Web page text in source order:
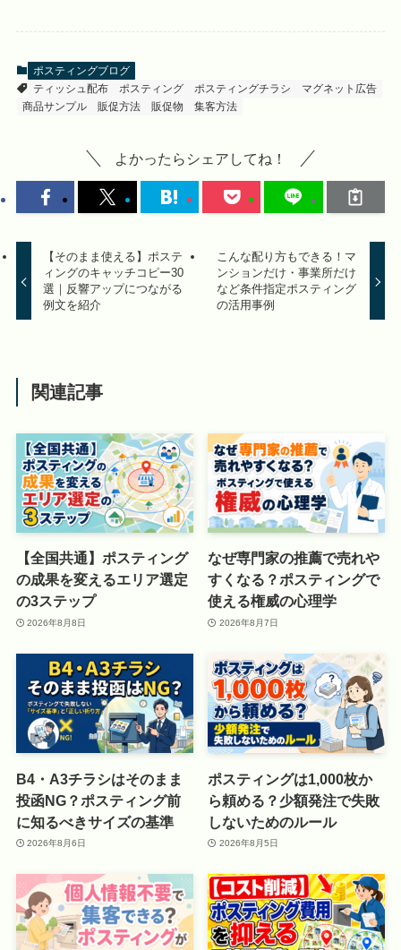
ポスティングブログ
ティッシュ配布
ポスティング ポスティングチラシ
マグネット広告
商品サンプル
販促方法 販促物 集客方法
よかったらシェアしてね！
【そのまま使える】ポステ
ィングのキャッチコピー30
選｜反響アップにつながる
例文を紹介
こんな配り方もできる！マ
ンションだけ・事業所だけ
など条件指定ポスティング
の活用事例
関連記事
【全国共通】ポスティング
の成果を変えるエリア選定
の3ステップ
2026年8月8日
なぜ専門家の推薦で売れや
すくなる？ポスティングで
使える権威の心理学
2026年8月7日
B4・A3チラシはそのまま
投函NG？ポスティング前
に知るべきサイズの基準
2026年8月6日
ポスティングは1,000枚か
ら頼める？少額発注で失敗
しないためのルール
2026年8月5日